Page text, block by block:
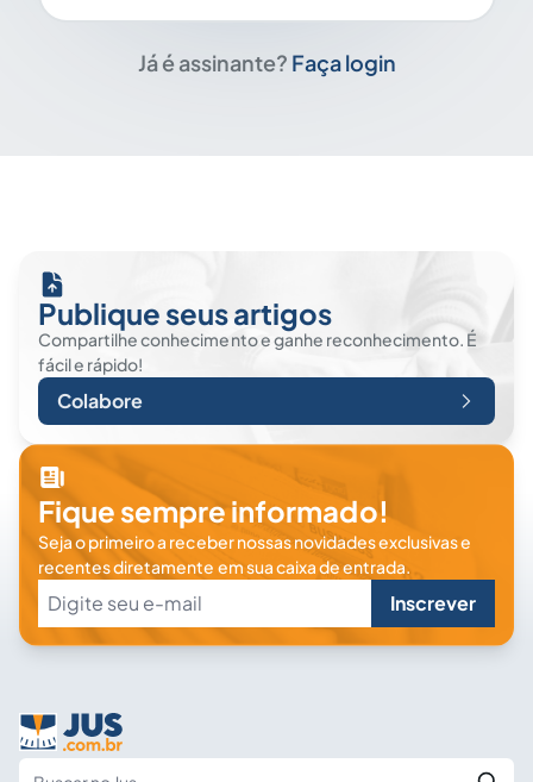
Já é assinante? Faça login
Publique seus artigos
Compartilhe conhecimento e ganhe reconhecimento. É
fácil e rápido!
Colabore
Fique sempre informado!
Seja o primeiro a receber nossas novidades exclusivas e
recentes diretamente em sua caixa de entrada.
Inscrever